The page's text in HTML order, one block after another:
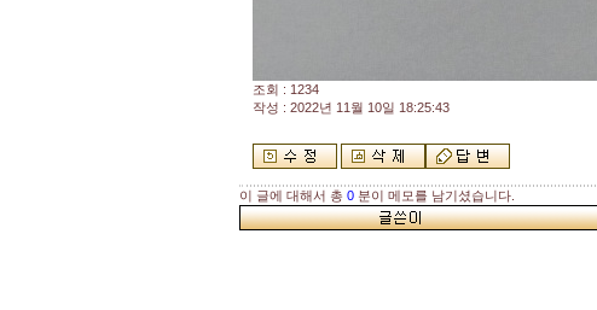
조회 : 1234
작성 : 2022년 11월 10일 18:25:43
이 글에 대해서 총 0 분이 메모를 남기셨습니다.